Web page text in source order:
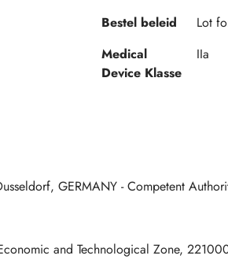
Bestel beleid
Lot
Medical
Device Klasse
IIa
GERMANY - Competent
and Technological Zone,